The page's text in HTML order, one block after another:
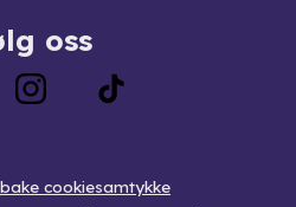
oss
cookiesamtykke